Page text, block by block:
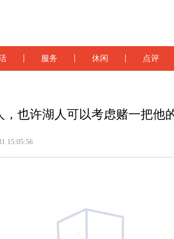
服务 休闲 点评
也许湖人可以考虑赌一把他
15:05:56